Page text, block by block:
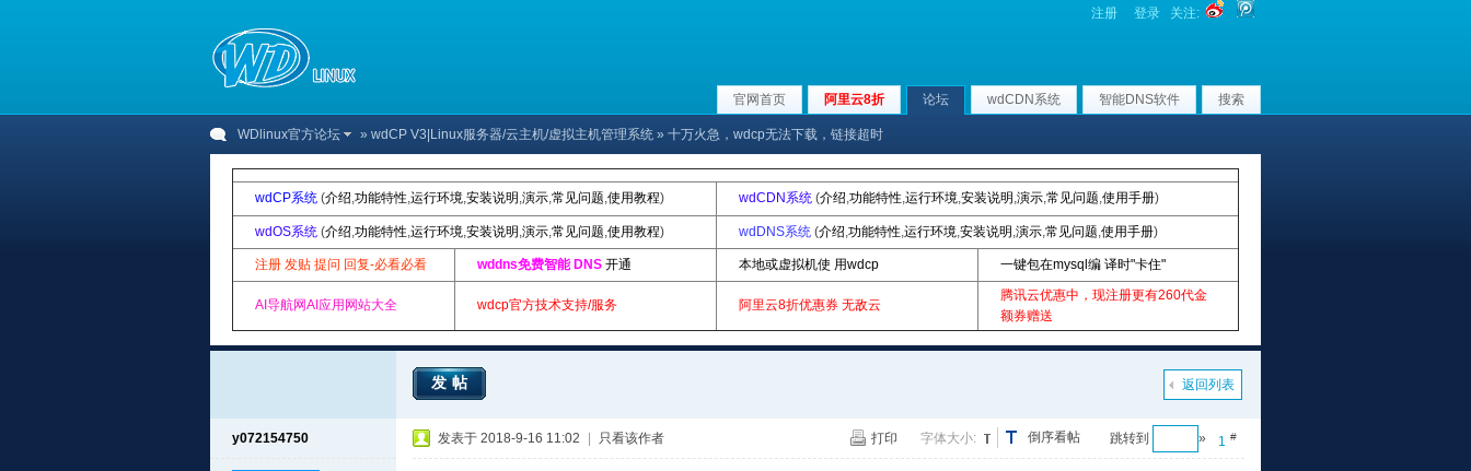
注册 登录 关注:
官网首页 阿里云8折 论坛 wdCDN系统 智能DNS软件 搜索
WDlinux官方论坛 » wdCP V3|Linux服务器/云主机/虚拟主机管理系统 » 十万火急，wdcp无法下载，链接超时
wdCP系统 (介绍,功能特性,运行环境,安装说明 ,演示,常见问题,使用教程) wdCDN系统 (介绍,功能特性,运行环境,安装说明 ,演示,常见问题,使用手册)
wdOS系统 (介绍,功能特性,运行环境,安装说明 ,演示,常见问题,使用教程) wdDNS系统 (介绍,功能特性,运行环境,安装说明 ,演示,常见问题,使用手册)
注册 发贴 提问 回复-必看必看 wddns免费智能 DNS 开通 本地或虚拟机使 用wdcp 一键包在mysql编 译时"卡住"
AI导航网AI应用网站大全 wdcp官方技术支持/服务 阿里云8折优惠券 无敌云
腾讯云优惠中，现注册更有260代金
额券赠送
返回列表
发帖
y072154750 1 #
跳转到 »
倒序看帖
打印 字体大小:
发表于 2018-9-16 11:02 只看该作者